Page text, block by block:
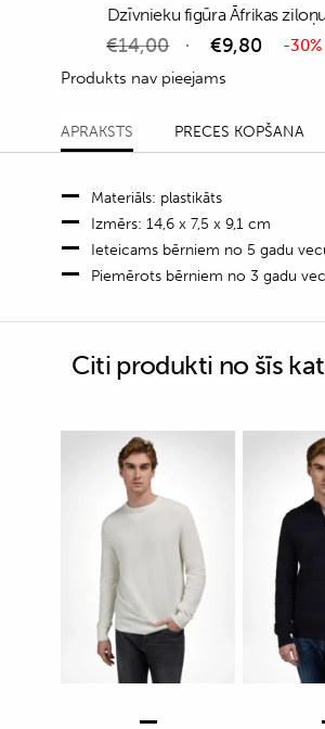
Dzīvnieku figūra Āfrikas
€14,00 €9,80
-
Produkts nav pieejams
APRAKSTS PRECES KOPŠANA
Materiāls: plastikāts
Izmērs: 14,6 x 7,5 x 9,1 cm
Ieteicams bērniem no 5 gadu
Piemērots bērniem no 3 gadu
Citi produkti no šīs